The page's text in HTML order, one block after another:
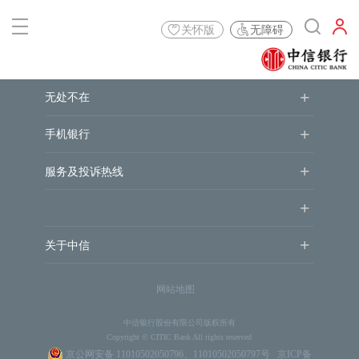
无障碍
关怀版
无处不在 +
手机银行 +
服务及投诉热线
+
+
关于中信 +
网站地图
中信银行股份有限公司版权所有
Copyright © CITIC Bank All rights reserved
京公网安备 11010502050796、11010502050797号
京ICP备